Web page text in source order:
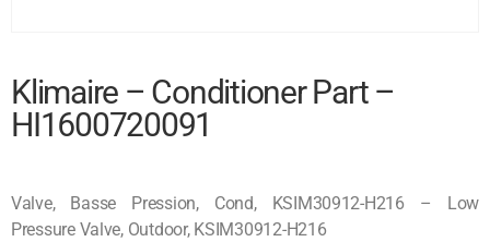
Klimaire – Conditioner Part –
HI1600720091
Valve, Basse Pression, Cond, KSIM30912-H216 – Low
Pressure Valve, Outdoor, KSIM30912-H216